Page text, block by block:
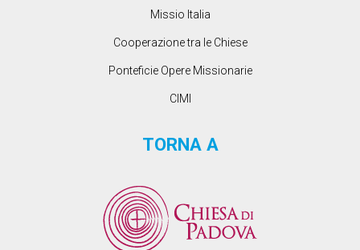
Missio Italia
Cooperazione tra le Chiese
Ponteficie Opere Missionarie
CIMI
TORNA A